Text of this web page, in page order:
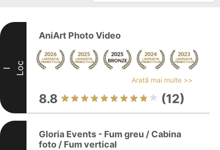
I Loc
AniArt Photo Video
Arată mai multe >>
8.8 (12)
Gloria Events - Fum greu / Cabina
foto / Fum vertical